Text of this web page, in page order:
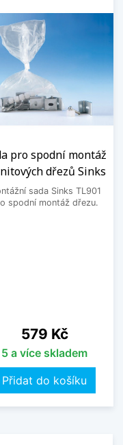
pro spodní montáž
dřezů Sinks
sada Sinks TL901
spodní montáž dřezu.
Cena
579 Kč
5 a více skladem
Přidat do košíku